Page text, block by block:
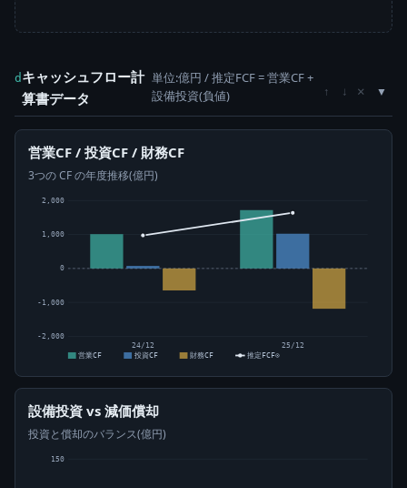
d キャッシュフロー計
算書データ
単位:億円 / 推定FCF = 営業CF +
設備投資(負値)
↑ ↓ ×
営業CF / 投資CF / 財務CF
3つの CF の年度推移(億円)
-2,000
-1,000
0
1,000
2,000
24/12
25/12
営業CF
投資CF 財務CF 推定FCF⊙
設備投資 vs 減価償却
投資と償却のバランス(億円)
150